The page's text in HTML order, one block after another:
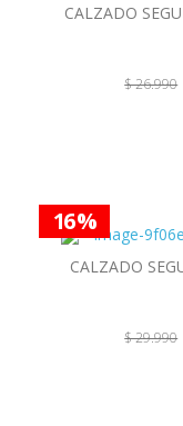
CALZADO
$ 26.990
16 %
CALZADO
$ 29.990